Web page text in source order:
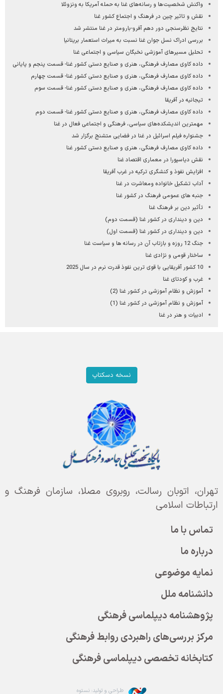
واکنش شخصیت‌ها و رسانه‌های غنا به حمله آمریکا به ونزوئلا
نقش و تاثیر چین در فرهنگ و اجتماع کشور غنا
نتایج نظرسنجی دور دهم آفرو-بارومتر در غنا منتشر شد
بررسی ادراک نسل جوان غنا نسبت به میراث استعمار بریتانیا
تحلیل مسیرهای آموزشی نخبگان سیاسی و اجتماعی غنا
داده کاوی مصارف فرهنگی، هنری و صنایع دستی کشور غنا- قسمت پنجم و پایانی
داده کاوی مصارف فرهنگی، هنری و صنایع دستی کشور غنا- قسمت چهارم
داده کاوی مصارف فرهنگی، هنری و صنایع دستی کشور غنا- قسمت سوم
تیجانیه در آفریقا
داده کاوی مصارف فرهنگی، هنری و صنایع دستی کشور غنا- قسمت دوم
مهمترین اندیشکده‌های سیاسی، فرهنگی و اجتماعی فعال در غنا
جشنواره فیلم اسرائیل در غنا در فضایی متشنج برگزار شد
داده کاوی مصارف فرهنگی، هنری و صنایع دستی کشور غنا
نقش دیاسپورا در معماری اقتصاد غنا
افزایش نفوذ و کنشگری ترکیه در غرب آفریقا
آداب تشکیل خانواده ومعاشرت در غنا
جنبه های عمومی فرهنگ در کشور غنا
تأثیر دین بر فرهنگ غنا
دین و دین‎داری در کشور غنا (قسمت دوم)
دین و دین‎داری در کشور غنا (قسمت اول)
جنگ 12 روزه و بازتاب آن در رسانه ها و سیاست غنا
ساختار قومی و نژادی غنا
10 کشور آفریقایی با قوی‌ ترین نفوذ قدرت نرم در سال 2025
غرب و کودتای غنا
آموزش و نظام آموزشی در کشور غنا (2)
آموزش و نظام آموزشی در کشور غنا (1)
ادبیات و هنر در غنا
نسخه دسکتاپ
تهران، اتوبان رسالت، روبروی مصلا، سازمان فرهنگ و
ارتباطات اسلامی
تماس با ما
درباره ما
نمایه موضوعی
دانشنامه ملل
پژوهشنامه دیپلماسی فرهنگی
مرکز بررسی‌های راهبردی روابط فرهنگی
کتابخانه تخصصی دیپلماسی فرهنگی
طراحی و تولید: نستوه